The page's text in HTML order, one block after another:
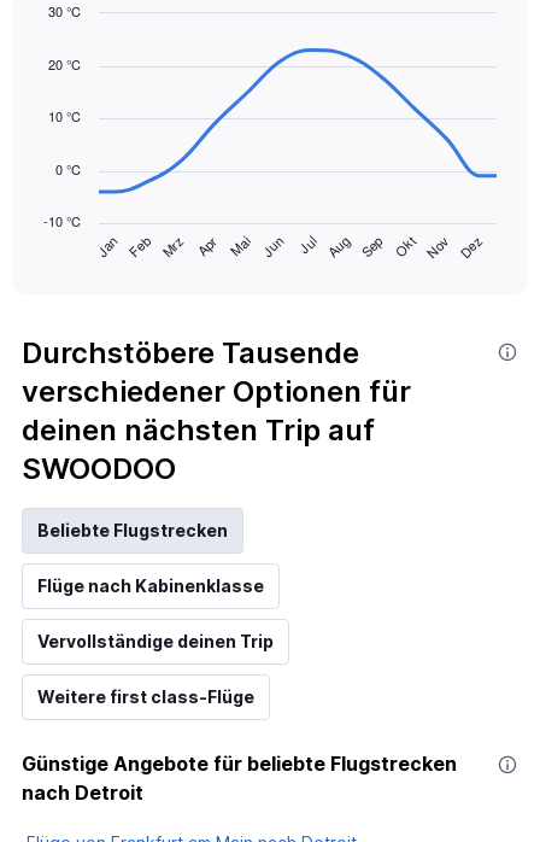
displaying
Range:
to
chart
with
data
The
has
categories.
Range:
14
The
chart
has
1
Y
axis
displaying
values.
Range:
-10
to
30.
Jan Feb Mrz Apr Mai Jun Jul Aug Sep Okt Nov Dez
-10 °C
0 °C
10 °C
20 °C
30 °C
Durchstöbere Tausende
verschiedener Optionen für
deinen nächsten Trip auf
SWOODOO
Beliebte Flugstrecken
Flüge nach Kabinenklasse
Vervollständige deinen Trip
Weitere first class-Flüge
Günstige Angebote für beliebte Flugstrecken
nach Detroit